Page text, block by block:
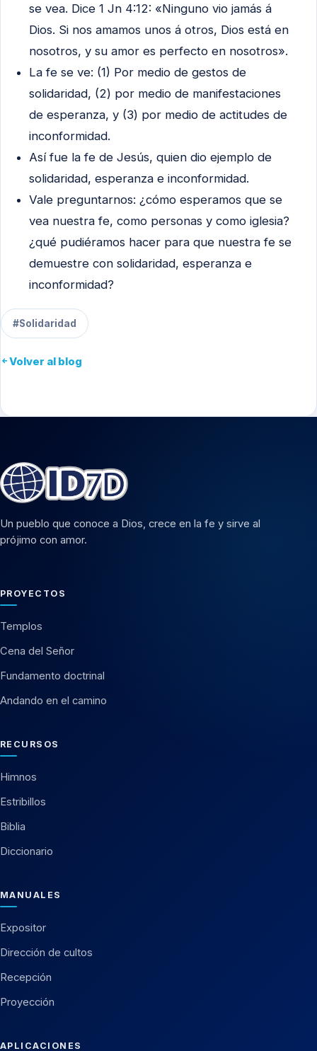
se vea. Dice 1 Jn 4:12: «Ninguno vio jamás á
Dios. Si nos amamos unos á otros, Dios está en
nosotros, y su amor es perfecto en nosotros».
La fe se ve: (1) Por medio de gestos de
solidaridad, (2) por medio de manifestaciones
de esperanza, y (3) por medio de actitudes de
inconformidad.
Así fue la fe de Jesús, quien dio ejemplo de
solidaridad, esperanza e inconformidad.
Vale preguntarnos: ¿cómo esperamos que se
vea nuestra fe, como personas y como iglesia?
¿qué pudiéramos hacer para que nuestra fe se
demuestre con solidaridad, esperanza e
inconformidad?
#Solidaridad
Volver al blog
Un pueblo que conoce a Dios, crece en la fe y sirve al
prójimo con amor.
PROYECTOS
Templos
Cena del Señor
Fundamento doctrinal
Andando en el camino
RECURSOS
Himnos
Estribillos
Biblia
Diccionario
MANUALES
Expositor
Dirección de cultos
Recepción
Proyección
APLICACIONES